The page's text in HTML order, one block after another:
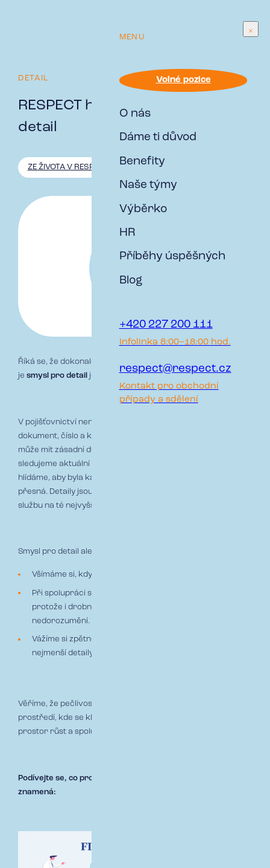
MENU
Volné pozice
O nás
Dáme ti důvod
Benefity
Naše týmy
Výběrko
HR
Příběhy úspěšných
Blog
+420 227 200 111
Infolinka 8:00–18:00 hod.
respect@respect.cz
Kontakt pro obchodní
případy a sdělení
DETAIL
RESPECT hodnoty - smysl pro
detail
ZE ŽIVOTA V RESPECT
Říká se, že dokonalost se skládá z maličkostí. A právě proto
jesmysl pro detail jednou z našich čtyř firemních hodnot.
V pojišťovnictví není prostor pro kompromisy. Každý
dokument, číslo a klauzule musí být správně. I malá odchylka
může mít zásadní důsledky. Pečlivě kontrolujeme smlouvy,
sledujeme aktuální legislativu, vyhodnocujeme rizika a
hlídáme, aby byla každá nabídka i pojistná smlouva naprosto
přesná. Detaily jsou pro nás zárukou, že klient dostane
službu na té nejvyšší úrovni.
Smysl pro detail ale platí i pro vztahy uvnitř naší společnosti.
Všímáme si, když někdo potřebuje pomoc a nabídneme ji.
Při spolupráci s kolegy dbáme na jasnou komunikaci –
protože i drobná nepřesnost může způsobit
nedorozumění.
Vážíme si zpětné vazby, která nám pomáhá ladit i ty
nejmenší detaily ve spolupráci.
Věříme, že pečlivost a pozornost k maličkostem vytváří
prostředí, kde se klienti cítí bezpečně a zaměstnanci mají
prostor růst a spolupracovat.
Podívejte se, co pro naše zaměstnance tato hodnota
znamená: